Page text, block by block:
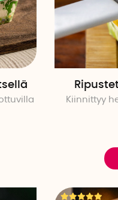
Kiinnittyy